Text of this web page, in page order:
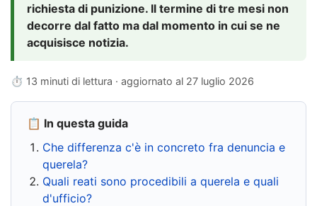
richiesta di punizione. Il termine di tre mesi non
decorre dal fatto ma dal momento in cui se ne
acquisisce notizia.
⏱ 13 minuti di lettura · aggiornato al 27 luglio 2026
📋 In questa guida
Che differenza c'è in concreto fra denuncia e
querela?
Quali reati sono procedibili a querela e quali
d'ufficio?